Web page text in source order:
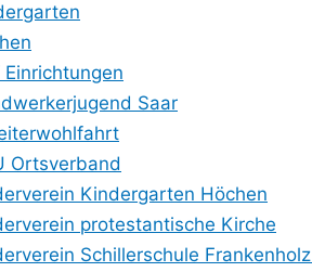
Saar
Ortsverband
Kindergarten Höchen
protestantische Kirche
Schillerschule